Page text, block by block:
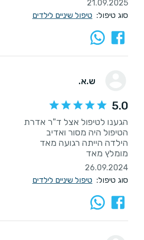
21.09.2025
סוג טיפול: טיפול שיניים לילדים
ש.א.
5.0
מומלץ מאד
26.09.2024
סוג טיפול: טיפול שיניים לילדים